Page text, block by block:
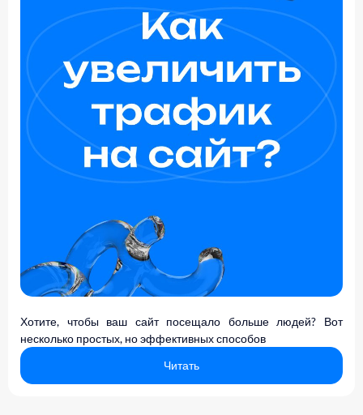
Хотите, чтобы ваш сайт посещало больше людей? Вот
несколько простых, но эффективных способов
Читать